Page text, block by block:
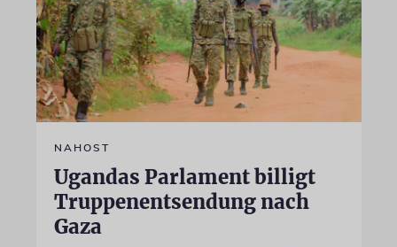
NAHOST
Ugandas Parlament billigt
Truppenentsendung nach
Gaza